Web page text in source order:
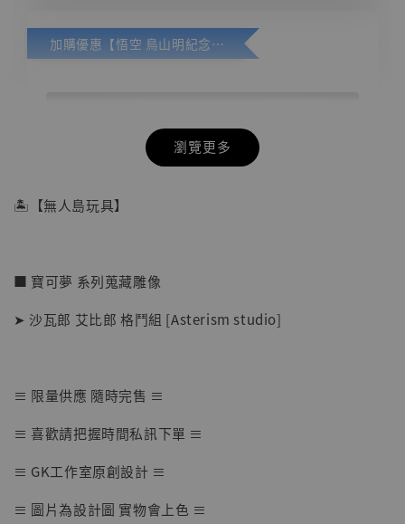
加購優惠【悟空 鳥山明紀念款 [奇蹟工作室]】
【店內現貨】七龍珠 系列蒐藏雕像 悟空 鳥山
NT$ 4,280
NT$ 5,580
瀏覽更多
🏝【無人島玩具】
■ 寶可夢 系列蒐藏雕像
➤ 沙瓦郎 艾比郎 格鬥組 [Asterism studio]
≡ 限量供應 隨時完售 ≡
≡ 喜歡請把握時間私訊下單 ≡
≡ GK工作室原創設計 ≡
≡ 圖片為設計圖 實物會上色 ≡